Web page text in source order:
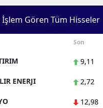
Gören Tüm Hisseler
Son
9,11
ENERJI 2,72
12,98